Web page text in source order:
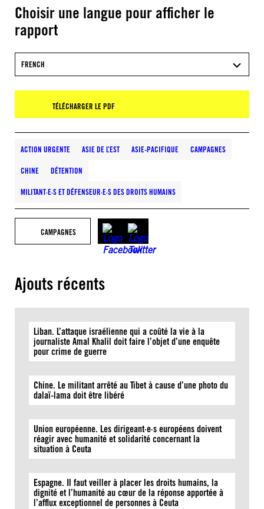
Choisir une langue pour afficher le
rapport
FRENCH
TÉLÉCHARGER LE PDF
ACTION URGENTE ASIE DE L’EST ASIE-PACIFIQUE CAMPAGNES
CHINE DÉTENTION
MILITANT·E·S ET DÉFENSEUR·E·S DES DROITS HUMAINS
CAMPAGNES
Ajouts récents
Liban. L’attaque israélienne qui a coûté la vie à la
journaliste Amal Khalil doit faire l’objet d’une enquête
pour crime de guerre
Chine. Le militant arrêté au Tibet à cause d’une photo du
dalaï-lama doit être libéré
Union européenne. Les dirigeant·e·s européens doivent
réagir avec humanité et solidarité concernant la
situation à Ceuta
Espagne. Il faut veiller à placer les droits humains, la
dignité et l’humanité au cœur de la réponse apportée à
l’afflux exceptionnel de personnes à Ceuta